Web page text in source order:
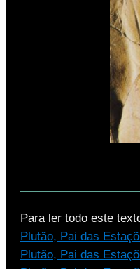
Para ler todo este
Plutão, Pai das
Plutão, Pai das